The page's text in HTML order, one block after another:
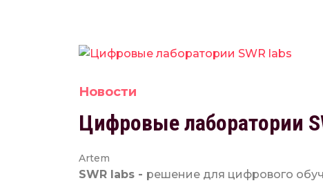
Цифровые лаборатории
Artem
Новости
SWR labs - решение для цифрового